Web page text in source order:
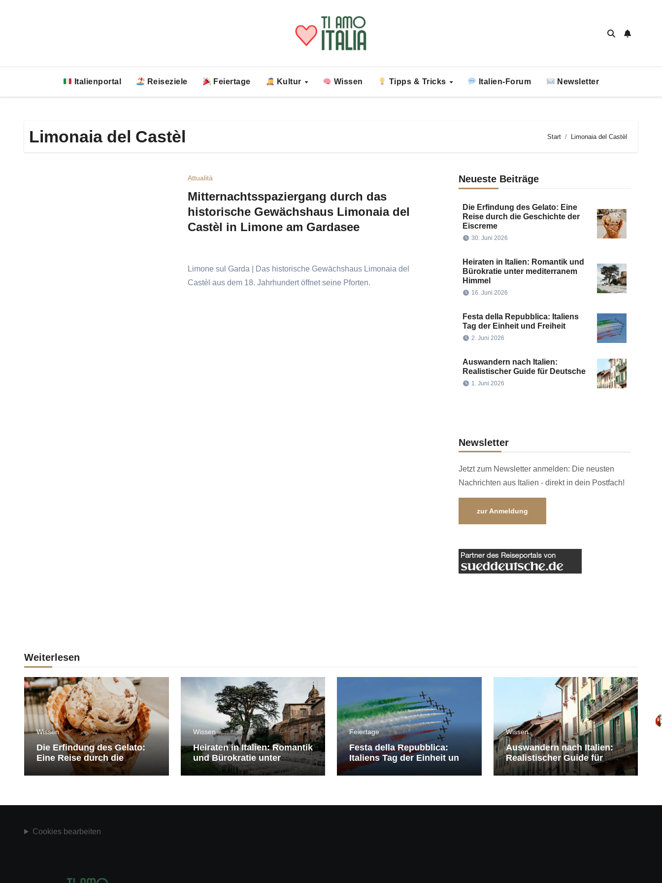
Italienportal Reiseziele Feiertage Kultur Wissen Tipps & Tricks Italien-Forum Newsletter
Limonaia del Castèl Start Limonaia del Castèl
Attualità
Mitternachtsspaziergang durch das
historische Gewächshaus Limonaia del
Castèl in Limone am Gardasee
Limone sul Garda | Das historische Gewächshaus Limonaia del
Castèl aus dem 18. Jahrhundert öffnet seine Pforten.
Neueste Beiträge
Die Erfindung des Gelato: Eine
Reise durch die Geschichte der
Eiscreme
30. Juni 2026
Heiraten in Italien: Romantik und
Bürokratie unter mediterranem
Himmel
16. Juni 2026
Festa della Repubblica: Italiens
Tag der Einheit und Freiheit
2. Juni 2026
Auswandern nach Italien:
Realistischer Guide für Deutsche
1. Juni 2026
Newsletter
Jetzt zum Newsletter anmelden: Die neusten
Nachrichten aus Italien - direkt in dein Postfach!
zur Anmeldung
Weiterlesen
Wissen
Die Erfindung des Gelato:
Eine Reise durch die
Geschichte der Eiscreme
Wissen
Heiraten in Italien: Romantik
und Bürokratie unter
mediterranem Himmel
Feiertage
Festa della Repubblica:
Italiens Tag der Einheit und
Freiheit
Wissen
Auswandern nach Italien:
Realistischer Guide für
Deutsche
Cookies bearbeiten